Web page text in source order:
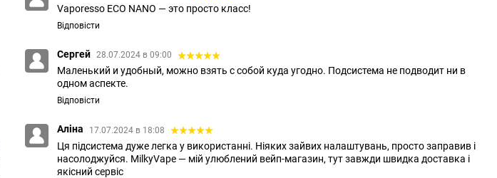
Vaporesso ECO NANO — это просто класс!
Відповісти
Сергей 28.07.2024 в 09:00
Маленький и удобный, можно взять с собой куда угодно. Подсистема не подводит ни в
одном аспекте.
Відповісти
Аліна 17.07.2024 в 18:08
Ця підсистема дуже легка у використанні. Ніяких зайвих налаштувань, просто заправив і
насолоджуйся. MilkyVape — мій улюблений вейп-магазин, тут завжди швидка доставка і
якісний сервіс